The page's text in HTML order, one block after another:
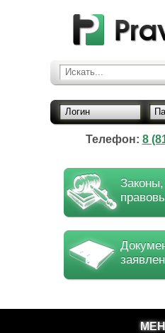
Искать...
Логин
Телефон: 8